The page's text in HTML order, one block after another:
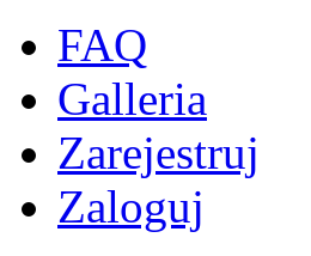
FAQ
Galleria
Zarejestruj
Zaloguj